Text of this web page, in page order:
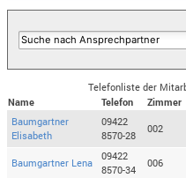
Telefonliste der
Name
Telefon Zimmer
Baumgartner
Elisabeth
09422
8570-28
002
Baumgartner Lena
09422
8570-34
006